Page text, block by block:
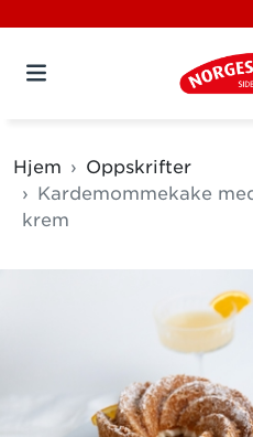
Hjem
Oppskrifter
Kardemommekake
krem